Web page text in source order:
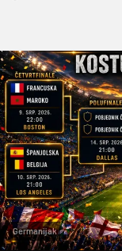
Germanijak